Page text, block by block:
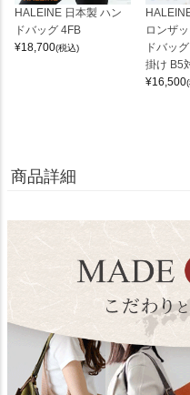
HALEINE 日本製 ハン
ドバッグ 4FB
¥18,700(税込)
ロンザ
ドバッ
掛け B5
¥16,500
商品詳細